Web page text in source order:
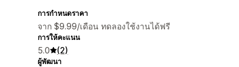
การกำหนดราคา
จาก $9.99/เดือน ทดลองใช้งานได้ฟรี
การให้คะแนน
5.0 (2)
ผู้พัฒนา